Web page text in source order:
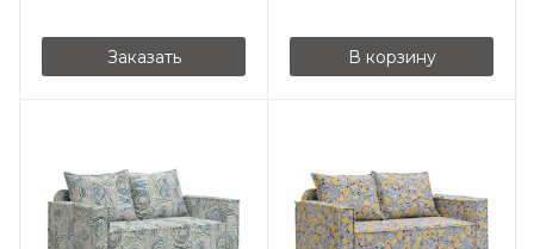
Заказать В корзину